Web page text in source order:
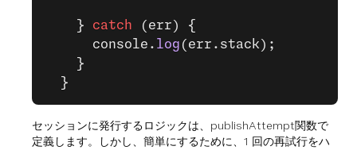
    }
catch (err) {
      console.
log (err.stack);
    }
  }
セッションに発行するロジックは、publishAttempt関数で
定義します。しかし、簡単にするために、1 回の再試行をハ